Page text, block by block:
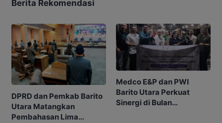
Berita Rekomendasi
DPRD dan Pemkab Barito
Utara Matangkan
Pembahasan Lima
Medco E&P dan PWI
Barito Utara Perkuat
Sinergi di Bulan